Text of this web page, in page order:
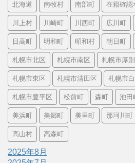
北海道 南牧村 南部町 在籍確認
川上村 川崎町 川西町 広川町
日高町 明和町 昭和村 朝日町
札幌市北区 札幌市南区 札幌市厚
札幌市東区 札幌市清田区 札幌市
札幌市豊平区 松前町 森町 池田
美浜町 美郷町 美里町 那珂川町
高山村 高森町
2025年8月